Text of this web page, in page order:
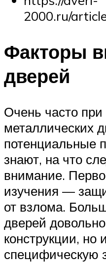
2000.ru/
Факторы
дверей
Очень часто
металлических
потенциальные
знают, на что
внимание.
изучения —
от взлома.
дверей
конструкции, но
специфическую